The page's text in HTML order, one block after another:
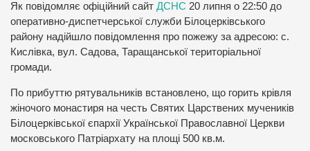
Як повідомляє офіційний сайт ДСНС 20 липня о 22:50 до
оперативно-диспетчерської служби Білоцерківського
району надійшло повідомлення про пожежу за адресою: с.
Кислівка, вул. Садова, Таращанської територіальної
громади.
По прибуттю рятувальників встановлено, що горить крівля
жіночого монастиря на честь Святих Царствених мучеників
Білоцерківської єпархії Української Православної Церкви
московського Патріархату на площі 500 кв.м.